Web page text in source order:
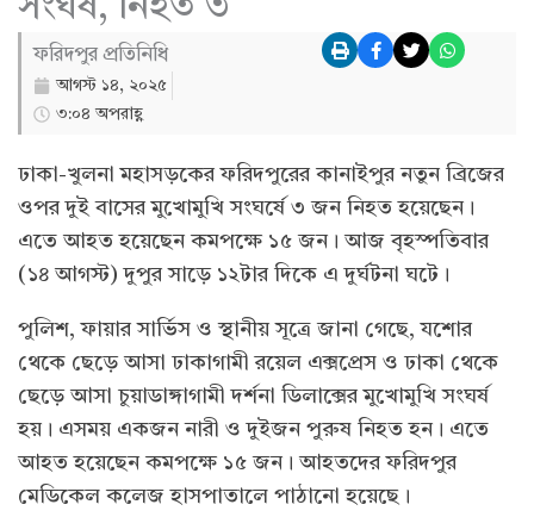
সংঘর্ষ, নিহত ৩
ফরিদপুর প্রতিনিধি
আগস্ট ১৪, ২০২৫
৩:০৪ অপরাহ্ণ
ঢাকা-খুলনা মহাসড়কের ফরিদপুরের কানাইপুর নতুন ব্রিজের
ওপর দুই বাসের মুখোমুখি সংঘর্ষে ৩ জন নিহত হয়েছেন।
এতে আহত হয়েছেন কমপক্ষে ১৫ জন। আজ বৃহস্পতিবার
(১৪ আগস্ট) দুপুর সাড়ে ১২টার দিকে এ দুর্ঘটনা ঘটে।
পুলিশ, ফায়ার সার্ভিস ও স্থানীয় সূত্রে জানা গেছে, যশোর
থেকে ছেড়ে আসা ঢাকাগামী রয়েল এক্সপ্রেস ও ঢাকা থেকে
ছেড়ে আসা চুয়াডাঙ্গাগামী দর্শনা ডিলাক্সের মুখোমুখি সংঘর্ষ
হয়। এসময় একজন নারী ও দুইজন পুরুষ নিহত হন। এতে
আহত হয়েছেন কমপক্ষে ১৫ জন। আহতদের ফরিদপুর
মেডিকেল কলেজ হাসপাতালে পাঠানো হয়েছে।